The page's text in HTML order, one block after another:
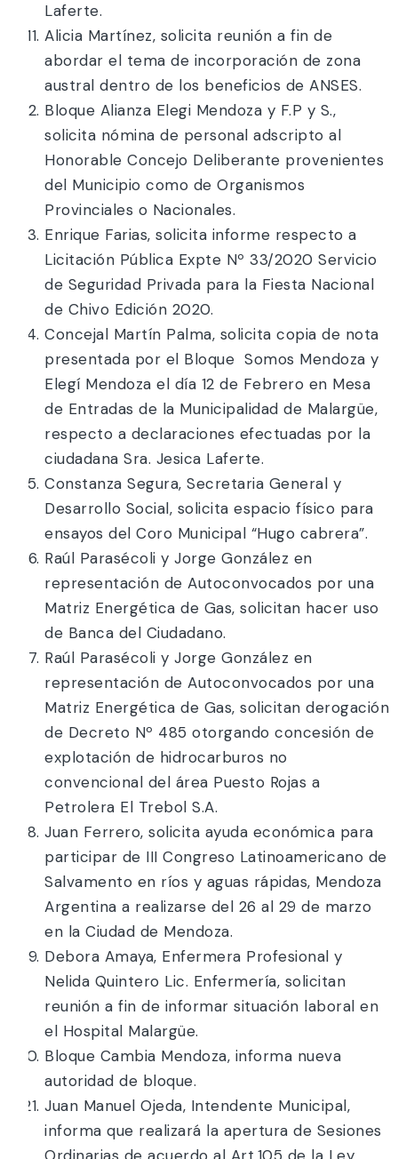
Laferte.
Alicia Martínez, solicita reunión a fin de
abordar el tema de incorporación de zona
austral dentro de los beneficios de ANSES.
Bloque Alianza Elegi Mendoza y F.P y S.,
solicita nómina de personal adscripto al
Honorable Concejo Deliberante provenientes
del Municipio como de Organismos
Provinciales o Nacionales.
Enrique Farias, solicita informe respecto a
Licitación Pública Expte Nº 33/2020 Servicio
de Seguridad Privada para la Fiesta Nacional
de Chivo Edición 2020.
Concejal Martín Palma, solicita copia de nota
presentada por el Bloque Somos Mendoza y
Elegí Mendoza el día 12 de Febrero en Mesa
de Entradas de la Municipalidad de Malargüe,
respecto a declaraciones efectuadas por la
ciudadana Sra. Jesica Laferte.
Constanza Segura, Secretaria General y
Desarrollo Social, solicita espacio físico para
ensayos del Coro Municipal “Hugo cabrera”.
Raúl Parasécoli y Jorge González en
representación de Autoconvocados por una
Matriz Energética de Gas, solicitan hacer uso
de Banca del Ciudadano.
Raúl Parasécoli y Jorge González en
representación de Autoconvocados por una
Matriz Energética de Gas, solicitan derogación
de Decreto Nº 485 otorgando concesión de
explotación de hidrocarburos no
convencional del área Puesto Rojas a
Petrolera El Trebol S.A.
Juan Ferrero, solicita ayuda económica para
participar de III Congreso Latinoamericano de
Salvamento en ríos y aguas rápidas, Mendoza
Argentina a realizarse del 26 al 29 de marzo
en la Ciudad de Mendoza.
Debora Amaya, Enfermera Profesional y
Nelida Quintero Lic. Enfermería, solicitan
reunión a fin de informar situación laboral en
el Hospital Malargüe.
Bloque Cambia Mendoza, informa nueva
autoridad de bloque.
Juan Manuel Ojeda, Intendente Municipal,
informa que realizará la apertura de Sesiones